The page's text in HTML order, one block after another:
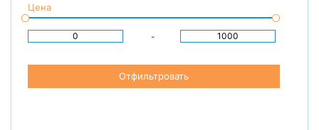
Цена
-
Отфильтровать